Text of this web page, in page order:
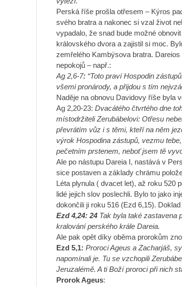
Perská říše prošla otřesem – Kýros
svého bratra a nakonec si vzal život
vypadalo, že snad bude možné
královského dvora a zajistil si moc.
zemřelého Kambýsova bratra.
nepokojů – např.:
Ag 2,6-7: “Toto praví Hospodin
všemi pronárody, a přijdou s tím
Naděje na obnovu Davidovy říše byla
Ag 2,20-23: Dvacátého čtvrtého dne
místodržiteli Zerubábelovi: Otřesu
převrátím vůz i s těmi, kteří na něm
výrok Hospodina zástupů, vezmu
pečetním prstenem, neboť jsem tě
Ale po nástupu Dareia I, nastává v
sice postaven a základy chrámu
Léta plynula ( dvacet let), až roku 520
lidé jejich slov poslechli. Bylo to jako
dokončili ji roku 516 (Ezd 6,15).
Ezd 4,24: 24 Tak byla také zastavena
kralování perského krále Dareia.
Ale pak opět díky oběma prorokům
Ezd 5,1: Proroci Ageus a Zacharjáš,
napomínali je. Tu se vzchopili
Jeruzalémě. A ti Boží proroci při nich
Prorok Ageus: